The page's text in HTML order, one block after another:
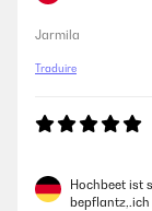
Jarmila
Traduire
Hochbeet ist